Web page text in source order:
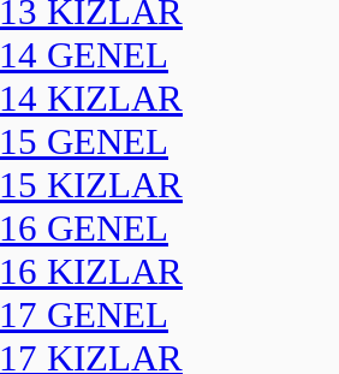
13 KIZLAR
14 GENEL
14 KIZLAR
15 GENEL
15 KIZLAR
16 GENEL
16 KIZLAR
17 GENEL
17 KIZLAR